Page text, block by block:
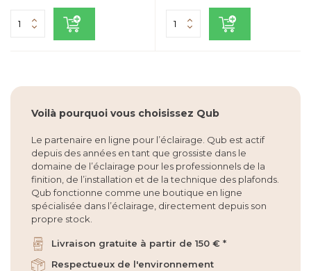
Voilà pourquoi vous choisissez Qub
Le partenaire en ligne pour l’éclairage. Qub est actif
depuis des années en tant que grossiste dans le
domaine de l’éclairage pour les professionnels de la
finition, de l’installation et de la technique des plafonds.
Qub fonctionne comme une boutique en ligne
spécialisée dans l’éclairage, directement depuis son
propre stock.
Livraison gratuite à partir de 150 € *
Respectueux de l'environnement